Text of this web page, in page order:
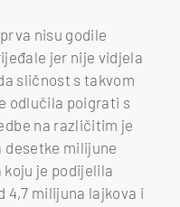
nisu godile
jer nije vidjela
sličnost s takvom
odlučila poigrati s
na različitim je
desetke milijune
koju je podijelila
4,7 milijuna lajkova i